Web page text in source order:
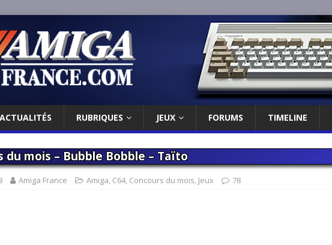
ACTUALITÉS RUBRIQUES JEUX FORUMS TIMELINE
du mois – Bubble Bobble – Taïto
Amiga France Amiga, C64, Concours du mois, Jeux 78